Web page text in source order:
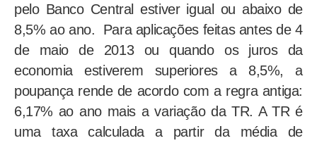
pelo Banco Central estiver igual ou abaixo de
8,5% ao ano. Para aplicações feitas antes de 4
de maio de 2013 ou quando os juros da
economia estiverem superiores a 8,5%, a
poupança rende de acordo com a regra antiga:
6,17% ao ano mais a variação da TR. A TR é
uma taxa calculada a partir da média de